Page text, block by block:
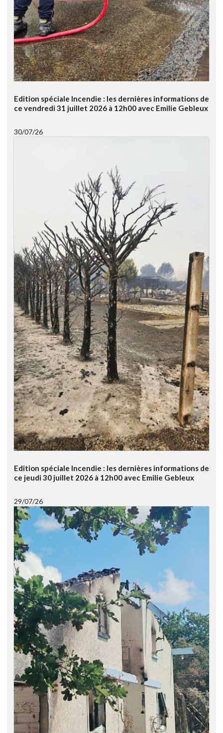
Edition spéciale Incendie : les dernières informations de
ce vendredi 31 juillet 2026 à 12h00 avec Emilie Gebleux
30/07/26
Edition spéciale Incendie : les dernières informations de
ce jeudi 30 juillet 2026 à 12h00 avec Emilie Gebleux
29/07/26